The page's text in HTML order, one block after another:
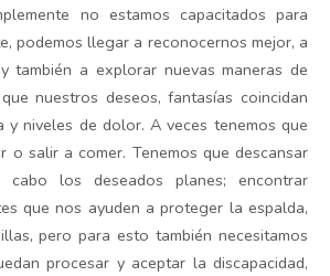
no estamos capacitados para
podemos llegar a reconocernos mejor, a
también a explorar nuevas maneras de
nuestros deseos, fantasías coincidan
y niveles de dolor. A veces tenemos que
o salir a comer. Tenemos que descansar
los deseados planes; encontrar
que nos ayuden a proteger la espalda,
pero para esto también necesitamos
procesar y aceptar la discapacidad,